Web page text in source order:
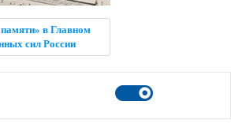
в Главном
сил России